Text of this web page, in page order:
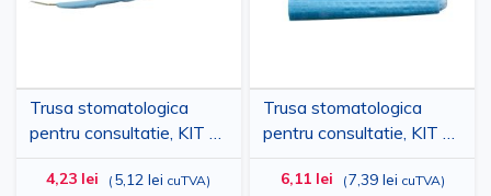
Trusa stomatologica
pentru consultatie, KIT 1,
sterila, de unica folosinta,
PRIMA
4,23 lei ( 5,12 lei cuTVA)
Trusa stomatologica
pentru consultatie, KIT 2,
sterila, de unica folosinta,
PRIMA
6,11 lei (7,39 lei cuTVA)